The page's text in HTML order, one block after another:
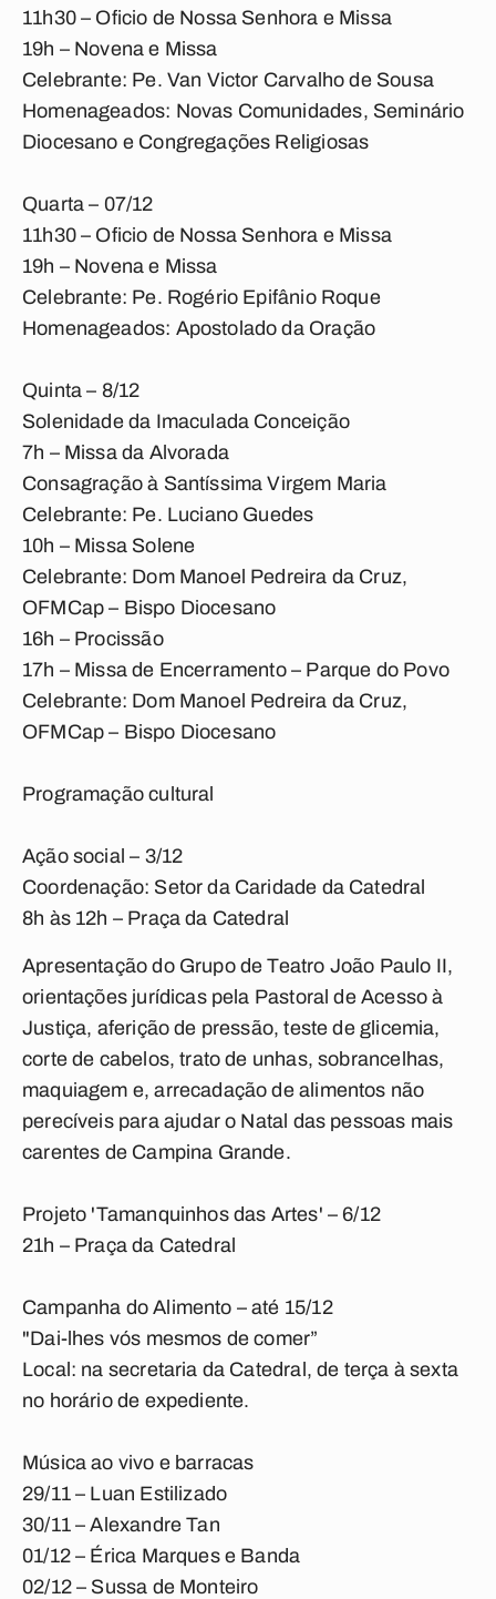
11h30 – Oficio de Nossa Senhora e Missa
19h – Novena e Missa
Celebrante: Pe. Van Victor Carvalho de Sousa
Homenageados: Novas Comunidades, Seminário
Diocesano e Congregações Religiosas
Quarta – 07/12
11h30 – Oficio de Nossa Senhora e Missa
19h – Novena e Missa
Celebrante: Pe. Rogério Epifânio Roque
Homenageados: Apostolado da Oração
Quinta – 8/12
Solenidade da Imaculada Conceição
7h – Missa da Alvorada
Consagração à Santíssima Virgem Maria
Celebrante: Pe. Luciano Guedes
10h – Missa Solene
Celebrante: Dom Manoel Pedreira da Cruz,
OFMCap – Bispo Diocesano
16h – Procissão
17h – Missa de Encerramento – Parque do Povo
Celebrante: Dom Manoel Pedreira da Cruz,
OFMCap – Bispo Diocesano
Programação cultural
Ação social – 3/12
Coordenação: Setor da Caridade da Catedral
8h às 12h – Praça da Catedral
Apresentação do Grupo de Teatro João Paulo II,
orientações jurídicas pela Pastoral de Acesso à
Justiça, aferição de pressão, teste de glicemia,
corte de cabelos, trato de unhas, sobrancelhas,
maquiagem e, arrecadação de alimentos não
perecíveis para ajudar o Natal das pessoas mais
carentes de Campina Grande.
Projeto 'Tamanquinhos das Artes' – 6/12
21h – Praça da Catedral
Campanha do Alimento – até 15/12
"Dai-lhes vós mesmos de comer”
Local: na secretaria da Catedral, de terça à sexta
no horário de expediente.
Música ao vivo e barracas
29/11 – Luan Estilizado
30/11 – Alexandre Tan
01/12 – Érica Marques e Banda
02/12 – Sussa de Monteiro